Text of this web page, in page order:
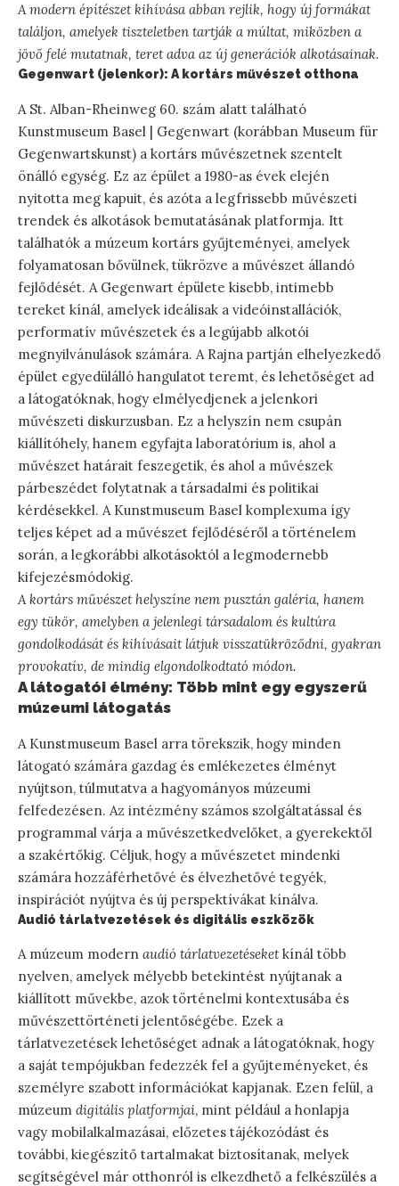
A modern építészet kihívása abban rejlik, hogy új formákat
találjon, amelyek tiszteletben tartják a múltat, miközben a
jövő felé mutatnak, teret adva az új generációk alkotásainak.
Gegenwart (jelenkor): A kortárs művészet otthona
A St. Alban-Rheinweg 60. szám alatt található
Kunstmuseum Basel | Gegenwart (korábban Museum für
Gegenwartskunst) a kortárs művészetnek szentelt
önálló egység. Ez az épület a 1980-as évek elején
nyitotta meg kapuit, és azóta a legfrissebb művészeti
trendek és alkotások bemutatásának platformja. Itt
találhatók a múzeum kortárs gyűjteményei, amelyek
folyamatosan bővülnek, tükrözve a művészet állandó
fejlődését. A Gegenwart épülete kisebb, intimebb
tereket kínál, amelyek ideálisak a videóinstallációk,
performatív művészetek és a legújabb alkotói
megnyilvánulások számára. A Rajna partján elhelyezkedő
épület egyedülálló hangulatot teremt, és lehetőséget ad
a látogatóknak, hogy elmélyedjenek a jelenkori
művészeti diskurzusban. Ez a helyszín nem csupán
kiállítóhely, hanem egyfajta laboratórium is, ahol a
művészet határait feszegetik, és ahol a művészek
párbeszédet folytatnak a társadalmi és politikai
kérdésekkel. A Kunstmuseum Basel komplexuma így
teljes képet ad a művészet fejlődéséről a történelem
során, a legkorábbi alkotásoktól a legmodernebb
kifejezésmódokig.
A kortárs művészet helyszíne nem pusztán galéria, hanem
egy tükör, amelyben a jelenlegi társadalom és kultúra
gondolkodását és kihívásait látjuk visszatükröződni, gyakran
provokatív, de mindig elgondolkodtató módon.
A látogatói élmény: Több mint egy egyszerű
múzeumi látogatás
A Kunstmuseum Basel arra törekszik, hogy minden
látogató számára gazdag és emlékezetes élményt
nyújtson, túlmutatva a hagyományos múzeumi
felfedezésen. Az intézmény számos szolgáltatással és
programmal várja a művészetkedvelőket, a gyerekektől
a szakértőkig. Céljuk, hogy a művészetet mindenki
számára hozzáférhetővé és élvezhetővé tegyék,
inspirációt nyújtva és új perspektívákat kínálva.
Audió tárlatvezetések és digitális eszközök
A múzeum modern audió tárlatvezetéseketkínál több
nyelven, amelyek mélyebb betekintést nyújtanak a
kiállított művekbe, azok történelmi kontextusába és
művészettörténeti jelentőségébe. Ezek a
tárlatvezetések lehetőséget adnak a látogatóknak, hogy
a saját tempójukban fedezzék fel a gyűjteményeket, és
személyre szabott információkat kapjanak. Ezen felül, a
múzeum digitális platformjai, mint például a honlapja
vagy mobilalkalmazásai, előzetes tájékozódást és
további, kiegészítő tartalmakat biztosítanak, melyek
segítségével már otthonról is elkezdhető a felkészülés a